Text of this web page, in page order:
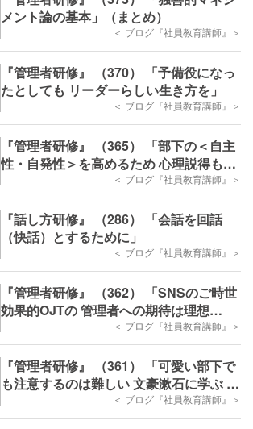
メント論の基本」（まとめ）
＜ ブログ『社員教育講師』＞
『管理者研修』 （370） 「予備役になっ
たとしても リーダーらしい生き方を」
＜ ブログ『社員教育講師』＞
『管理者研修』 （365） 「部下の＜自主
性・自発性＞を高めるため 心理説得も試
＜ ブログ『社員教育講師』＞
『話し方研修』 （286） 「会話を回話
（快話）とするために」
＜ ブログ『社員教育講師』＞
『管理者研修』 （362） 「SNSのご時世
効果的OJTの 管理者への期待は理想
＜ ブログ『社員教育講師』＞
『管理者研修』 （361） 「可愛い部下で
も注意するのは難しい 文豪漱石に学ぶ 注
＜ ブログ『社員教育講師』＞